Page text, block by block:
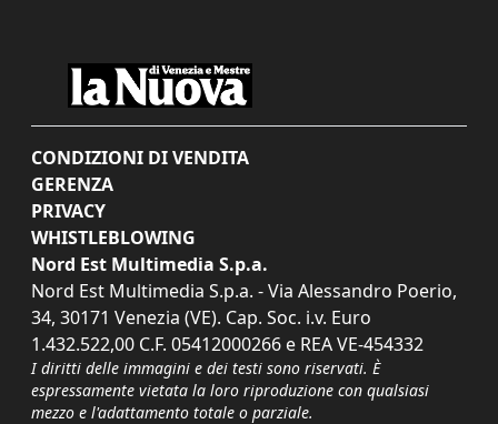
CONDIZIONI DI VENDITA
GERENZA
PRIVACY
WHISTLEBLOWING
Nord Est Multimedia S.p.a.
Nord Est Multimedia S.p.a. - Via Alessandro Poerio,
34, 30171 Venezia (VE). Cap. Soc. i.v. Euro
1.432.522,00 C.F. 05412000266 e REA VE-454332
I diritti delle immagini e dei testi sono riservati. È
espressamente vietata la loro riproduzione con qualsiasi
mezzo e l'adattamento totale o parziale.